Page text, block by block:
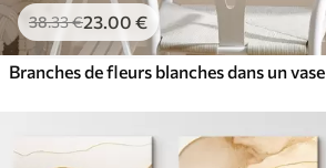
38.33€23 .00 €
Branches de fleurs blanches dans un vase